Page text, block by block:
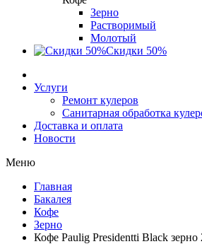
Зерно
Растворимый
Молотый
Скидки 50%
Услуги
Ремонт кулеров
Санитарная обработка
Доставка и оплата
Новости
Меню
Главная
Бакалея
Кофе
Зерно
Кофе Paulig Presidentti Black зерно